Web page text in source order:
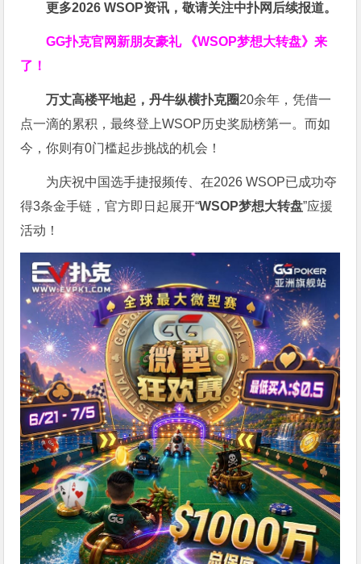
更多2026WSOP资讯，敬请关注中扑网后续报道。
GG扑克官网新朋友豪礼
《WSOP梦想大转盘》来
了！
万丈高楼平地起，丹牛纵横扑克圈20余年，凭借一
点一滴的累积，最终登上WSOP历史奖励榜第一。而如
今，你则有0门槛起步挑战的机会！
为庆祝中国选手捷报频传、在2026 WSOP已成功夺
得3条金手链，官方即日起展开“WSOP梦想大转盘”应援
活动！